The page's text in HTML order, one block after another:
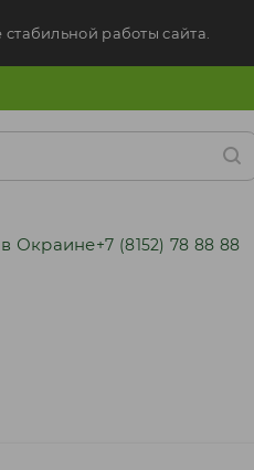
работы сайта.
Окраине+7 (8152) 78 88 88